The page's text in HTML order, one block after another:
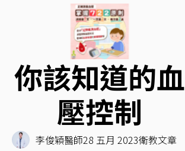
你該知道的血
壓控制
李俊穎醫師28 五月 2023衛教文章